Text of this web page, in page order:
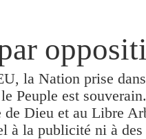
la Nation prise
Peuple est
de Dieu et au Libre
à la publicité ni à